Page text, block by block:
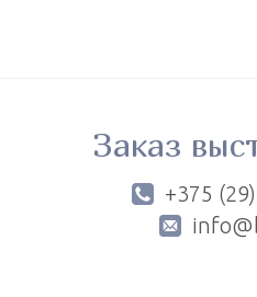
Заказ
+375